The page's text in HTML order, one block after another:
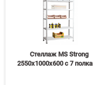
Стеллаж MS Strong
2550х1000х600 c 7